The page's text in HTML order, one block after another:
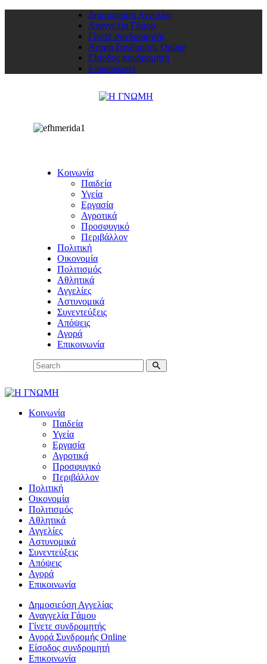
Δημοσιεύση Αγγελίας
Αναγγελία Γάμου
Γίνετε συνδρομητής
Αγορά Συνδρομής Online
Είσοδος συνδρομητή
Επικοινωνία
Κοινωνία
Παιδεία
Υγεία
Εργασία
Αγροτικά
Προσφυγικό
Περιβάλλον
Πολιτική
Οικονομία
Πολιτισμός
Αθλητικά
Αγγελίες
Αστυνομικά
Συνεντεύξεις
Απόψεις
Αγορά
Επικοινωνία
Κοινωνία
Παιδεία
Υγεία
Εργασία
Αγροτικά
Προσφυγικό
Περιβάλλον
Πολιτική
Οικονομία
Πολιτισμός
Αθλητικά
Αγγελίες
Αστυνομικά
Συνεντεύξεις
Απόψεις
Αγορά
Επικοινωνία
Δημοσιεύση Αγγελίας
Αναγγελία Γάμου
Γίνετε συνδρομητής
Αγορά Συνδρομής Online
Είσοδος συνδρομητή
Επικοινωνία